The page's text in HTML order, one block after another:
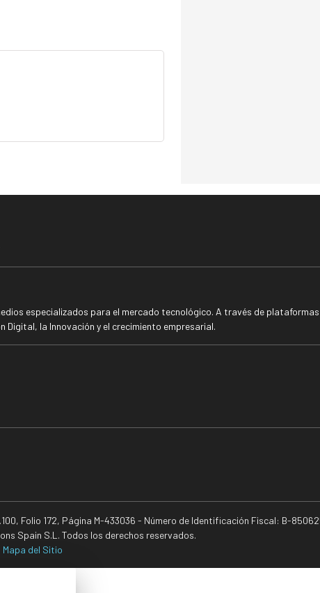
especializados para el mercado tecnológico. A través de
la Innovación y el crecimiento empresarial.
Folio 172, Página M-433036 - Número de Identificación Fiscal: B-
Spain S.L. Todos los derechos reservados.
Mapa del Sitio